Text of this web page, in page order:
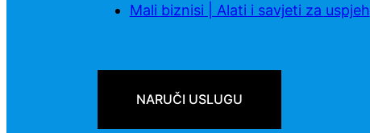
Mali biznisi | Alati i savjeti za uspjeh
NARUČI USLUGU